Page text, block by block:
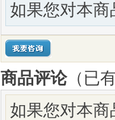
如果您对本
商品评论（已
如果您对本